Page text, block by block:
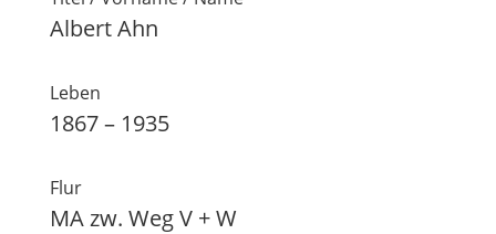
Albert Ahn
Leben
1867 – 1935
Flur
MA zw. Weg V + W